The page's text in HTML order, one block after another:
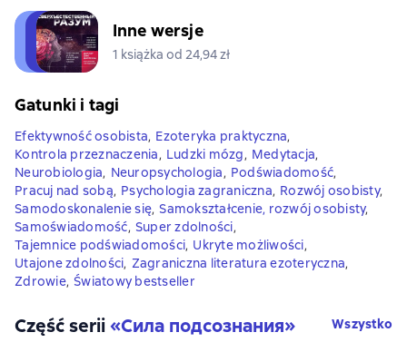
Inne wersje
1 książka od 24,94 zł
Gatunki i tagi
Efektywność osobista, Ezoteryka praktyczna,
Kontrola przeznaczenia, Ludzki mózg, Medytacja,
Neurobiologia, Neuropsychologia, Podświadomość,
Pracuj nad sobą, Psychologia zagraniczna, Rozwój osobisty,
Samodoskonalenie się, Samokształcenie, rozwój osobisty,
Samoświadomość, Super zdolności,
Tajemnice podświadomości, Ukryte możliwości,
Utajone zdolności, Zagraniczna literatura ezoteryczna,
Zdrowie, Światowy bestseller
Część serii«Сила подсознания» Wszystko